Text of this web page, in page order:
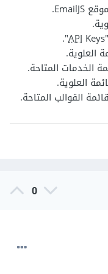
API Keys".
0